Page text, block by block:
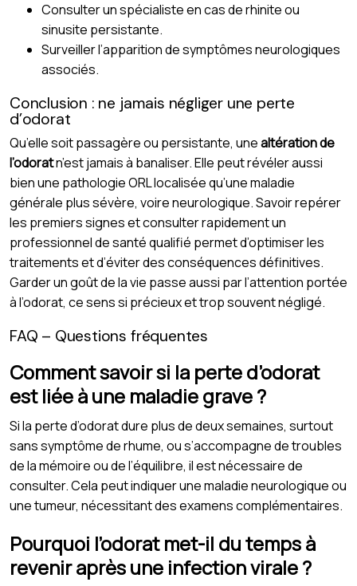
Consulter un spécialiste en cas de rhinite ou
sinusite persistante.
Surveiller l’apparition de symptômes neurologiques
associés.
Conclusion : ne jamais négliger une perte
d’odorat
Qu’elle soit passagère ou persistante, unealtération de
l’odoratn’est jamais à banaliser. Elle peut révéler aussi
bien une pathologie ORL localisée qu’une maladie
générale plus sévère, voire neurologique. Savoir repérer
les premiers signes et consulter rapidement un
professionnel de santé qualifié permet d’optimiser les
traitements et d’éviter des conséquences définitives.
Garder un goût de la vie passe aussi par l’attention portée
à l’odorat, ce sens si précieux et trop souvent négligé.
FAQ – Questions fréquentes
Comment savoir si la perte d’odorat
est liée à une maladie grave ?
Si la perte d’odorat dure plus de deux semaines, surtout
sans symptôme de rhume, ou s’accompagne de troubles
de la mémoire ou de l’équilibre, il est nécessaire de
consulter. Cela peut indiquer une maladie neurologique ou
une tumeur, nécessitant des examens complémentaires.
Pourquoi l’odorat met-il du temps à
revenir après une infection virale ?